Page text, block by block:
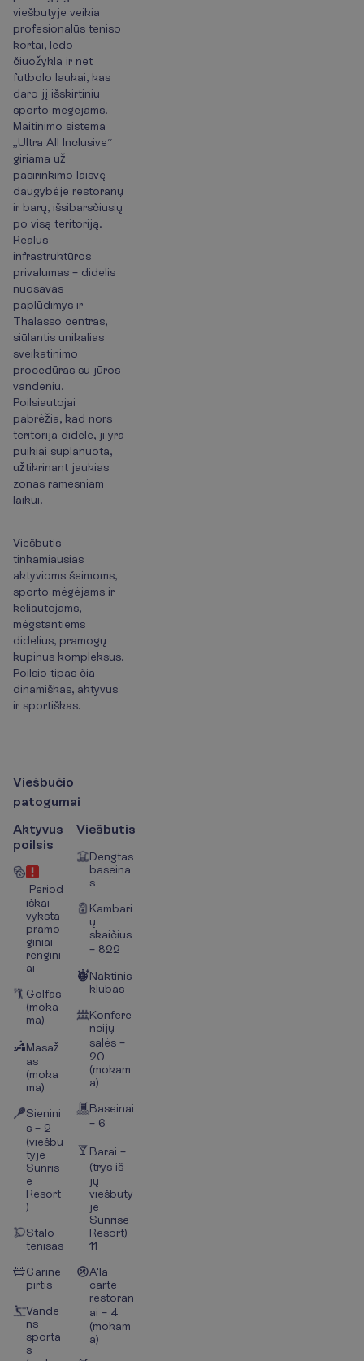
viešbutyje veikia
profesionalūs teniso
kortai, ledo
čiuožykla ir net
futbolo laukai, kas
daro jį išskirtiniu
sporto mėgėjams.
Maitinimo sistema
„Ultra All Inclusive“
giriama už
pasirinkimo laisvę
daugybėje restoranų
ir barų, išsibarsčiusių
po visą teritoriją.
Realus
infrastruktūros
privalumas – didelis
nuosavas
paplūdimys ir
Thalasso centras,
siūlantis unikalias
sveikatinimo
procedūras su jūros
vandeniu.
Poilsiautojai
pabrėžia, kad nors
teritorija didelė, ji yra
puikiai suplanuota,
užtikrinant jaukias
zonas ramesniam
laikui.
Viešbutis
tinkamiausias
aktyvioms šeimoms,
sporto mėgėjams ir
keliautojams,
mėgstantiems
didelius, pramogų
kupinus kompleksus.
Poilsio tipas čia
dinamiškas, aktyvus
ir sportiškas.
Viešbučio
patogumai
Aktyvus
poilsis
Period
iškai
vyksta
pramo
giniai
rengini
ai
Golfas
(moka
ma)
Masaž
as
(moka
ma)
Sienini
s – 2
(viešbu
tyje
Sunris
e
Resort
)
Stalo
tenisas
Garinė
pirtis
Vande
ns
sporta
s
Viešbutis
Dengtas
baseina
s
Kambari
ų
skaičius
– 822
Naktinis
klubas
Konfere
ncijų
salės –
20
(mokam
a)
Baseinai
– 6
Barai –
(trys iš
jų
viešbuty
je
Sunrise
Resort)
11
A'la
carte
restoran
ai – 4
(mokam
a)